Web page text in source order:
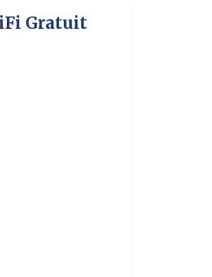
Gratuit